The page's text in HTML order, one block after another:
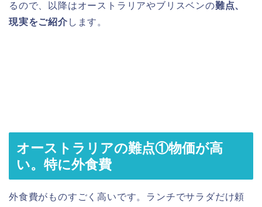
るので、以降はオーストラリアやブリスベンの難点、
現実をご紹介 します。
オーストラリアの難点①物価が高
い。特に外食費
外食費がものすごく高いです。ランチでサラダだけ頼